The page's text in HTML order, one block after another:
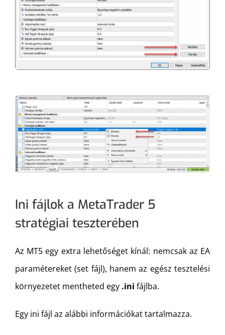
Ini fájlok a MetaTrader 5
stratégiai teszterében
Az MT5 egy extra lehetőséget kínál: nemcsak az EA
paramétereket (set fájl), hanem az egész tesztelési
környezetet mentheted egy .ini fájlba.
Egy ini fájl az alábbi információkat tartalmazza.